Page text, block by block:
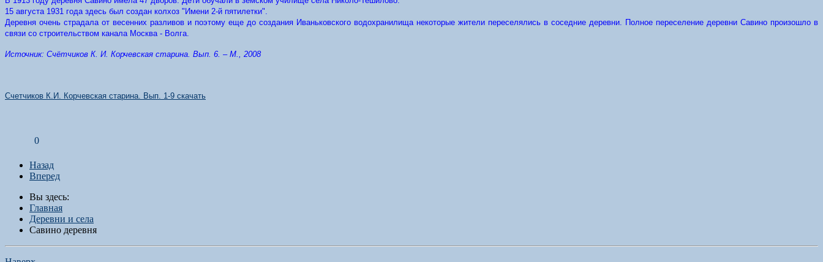
15 августа 1931 года здесь был создан колхоз "Имени 2-й пятилетки".
Деревня очень страдала от весенних разливов и поэтому еще до создания Иваньковского водохранилища некоторые жители переселялись в соседние деревни. Полное переселение деревни Савино произошло в
связи со строительством канала Москва - Волга.
Источник: Счётчиков К. И. Корчевская старина. Вып. 6. – М., 2008
Счетчиков К.И. Корчевская старина. Вып. 1-9 скачать
0
Назад
Вперед
Вы здесь:
Главная
Деревни и села
Савино деревня